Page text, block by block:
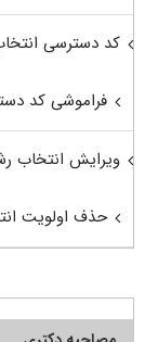
کد دسترسی
فراموشی کد
ویرایش انتخاب
حذف اولویت